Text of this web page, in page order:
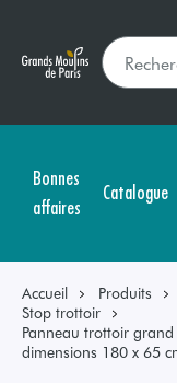
Bonnes
affaires
Catalogue
Accueil Produits
Stop trottoir
Panneau trottoir
dimensions 180 x 65